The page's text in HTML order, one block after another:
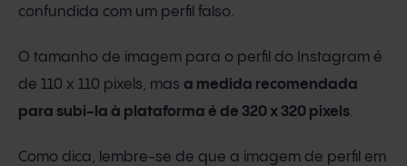
confundida com um perfil falso.
O tamanho de imagem para o perfil do Instagram é
de 110 x 110 pixels, mas a medida recomendada
para subi-la à plataforma é de 320 x 320 pixels.
Como dica, lembre-se de que a imagem de perfil em